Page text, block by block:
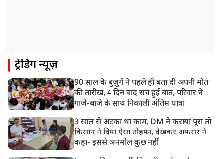
ट्रेंडिंग न्यूज़
90 साल के बुजुर्ग ने पहले ही बता दी अपनी मौत
की तारीख, 4 दिन बाद सच हुई बात, परिवार ने
गाजे-बाजे के साथ निकाली अंतिम यात्रा
3 साल से अटका था काम, DM ने कराया पूरा तो
किसान ने दिया ऐसा तोहफा, देखकर अफसर ने
कहा- इससे अनमोल कुछ नहीं